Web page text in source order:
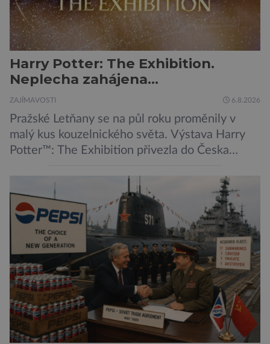
Harry Potter: The Exhibition.
Neplecha zahájena…
ZAJÍMAVOSTI 6.8.2026
Pražské Letňany se na půl roku proměnily v
malý kus kouzelnického světa. Výstava Harry
Potter™: The Exhibition přivezla do Česka
Bradavice, Hagridovu chýši i učebny, ve
kterých si můžete zkusit kouzla na vlastní kůži.
Nechte tedy mudlovské starosti přede dveřmi.
Neplecha byla zahájena. Dopis z Bradavic
možná stále nepřišel, ale […]